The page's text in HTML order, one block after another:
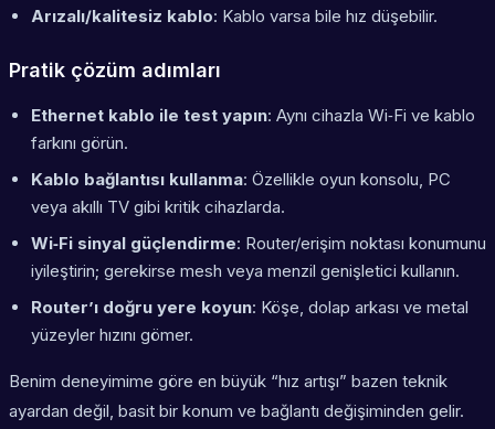
Arızalı/kalitesiz kablo: Kablo varsa bile hız düşebilir.
Pratik çözüm adımları
Ethernet kablo ile test yapın: Aynı cihazla Wi‑Fi ve kablo
farkını görün.
Kablo bağlantısı kullanma: Özellikle oyun konsolu, PC
veya akıllı TV gibi kritik cihazlarda.
Wi‑Fi sinyal güçlendirme: Router/erişim noktası konumunu
iyileştirin; gerekirse mesh veya menzil genişletici kullanın.
Router’ı doğru yere koyun: Köşe, dolap arkası ve metal
yüzeyler hızını gömer.
Benim deneyimime göre en büyük “hız artışı” bazen teknik
ayardan değil, basit bir konum ve bağlantı değişiminden gelir.